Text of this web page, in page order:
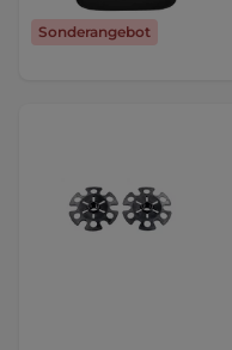
Sonderangebot